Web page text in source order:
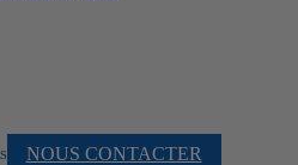
NOUS CONTACTER